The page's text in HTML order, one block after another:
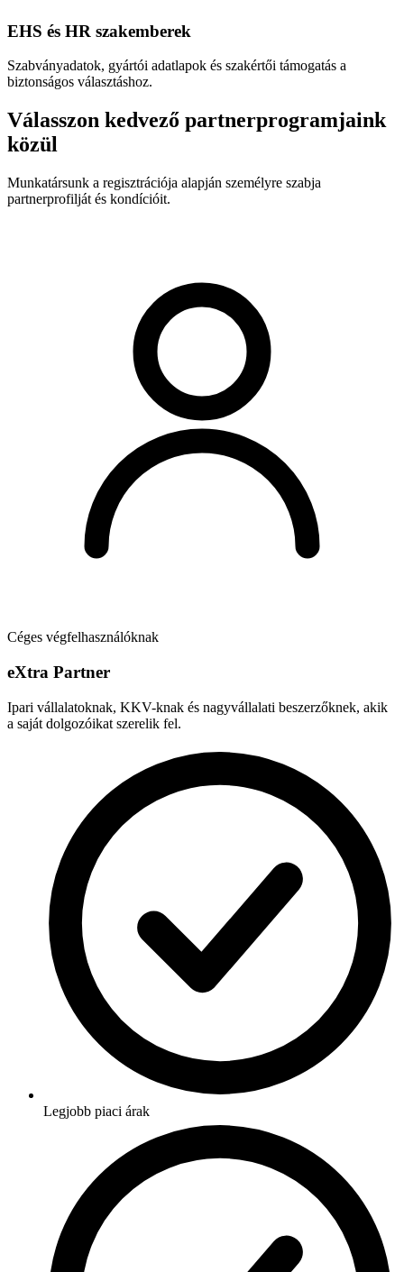
EHS és HR szakemberek
Szabványadatok, gyártói adatlapok és szakértői támogatás a
biztonságos választáshoz.
Válasszon kedvező partnerprogramjaink
közül
Munkatársunk a regisztrációja alapján személyre szabja
partnerprofilját és kondícióit.
Céges végfelhasználóknak
eXtra Partner
Ipari vállalatoknak, KKV-knak és nagyvállalati beszerzőknek, akik
a saját dolgozóikat szerelik fel.
Legjobb piaci árak